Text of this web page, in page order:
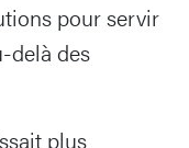
pour servir
delà des
plus